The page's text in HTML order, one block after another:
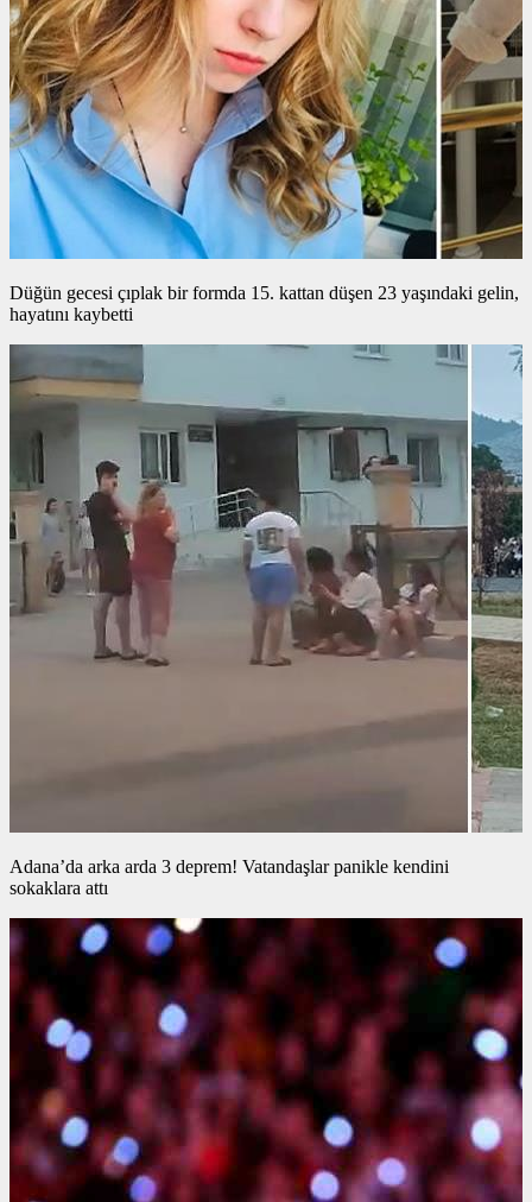
Düğün gecesi çıplak bir formda 15. kattan düşen 23 yaşındaki gelin,
hayatını kaybetti
Adana’da arka arda 3 deprem! Vatandaşlar panikle kendini
sokaklara attı